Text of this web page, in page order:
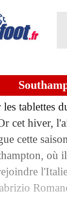
les tablettes
cet hiver,
cette
où
: Allegri en
Francfort
Paris
Paris FC